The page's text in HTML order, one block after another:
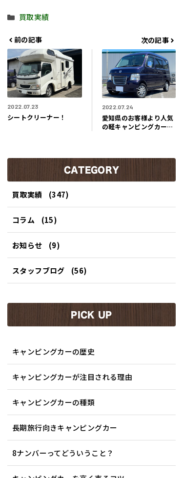
カ
ゴ
リ
ー
買取実績
前の記事
2022.07.23
シートクリーナー！
次の記事
2022.07.24
愛知県のお客様より人気
の軽キャンピングカーを
CATEGORY
買取実績 (347)
コラム (15)
お知らせ (9)
スタッフブログ (56)
PICK UP
キャンピングカーの歴史
キャンピングカーが注目される理由
キャンピングカーの種類
長期旅行向きキャンピングカー
8ナンバーってどういうこと？